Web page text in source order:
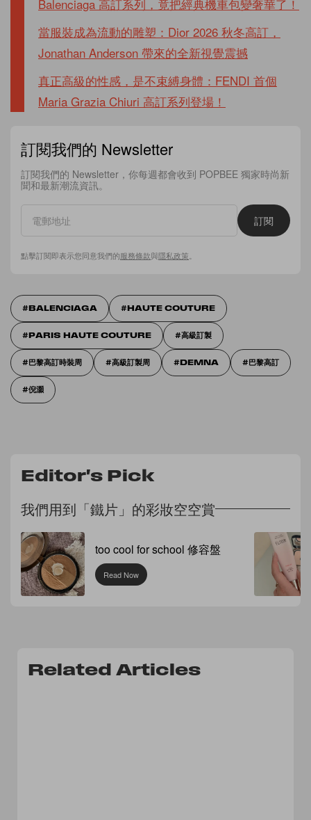
Balenciaga 高訂系列，竟把經典機車包變奢華了！
當服裝成為流動的雕塑：Dior 2026 秋冬高訂，
Jonathan Anderson 帶來的全新視覺震撼
真正高級的性感，是不束縛身體：FENDI 首個
Maria Grazia Chiuri 高訂系列登場！
訂閱我們的 Newsletter
訂閱我們的 Newsletter，你每週都會收到 POPBEE 獨家時尚新
聞和最新潮流資訊。
訂閱
點擊訂閱即表示您同意我們的服務條款與隱私政策
BALENCIAGA HAUTE COUTURE
PARIS HAUTE COUTURE 高級訂製
巴黎高訂時裝周 高級訂製周 DEMNA 巴黎高訂
倪灝
Editor's Pick
我們用到「鐵片」的彩妝空空賞
too cool for school 修容盤
Read Now
Related Articles